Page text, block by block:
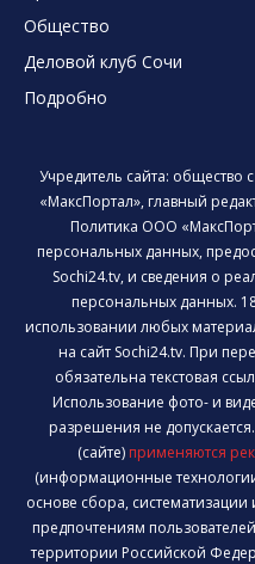
Общество
Деловой клуб Сочи
Подробно
Учредитель сайта: общество
«МаксПортал», главный
Политика ООО
персональных данных,
Sochi24.tv, и сведения о
персональных данных.
использовании любых
на сайт Sochi24.tv. При
обязательна текстовая
Использование фото- и
разрешения не
(сайте) применяются
(информационные
основе сбора,
предпочтениям
территории Российской